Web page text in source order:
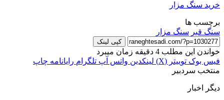
خرید سنگ مزار
برچسب ها
سنگ قبر سنگ مزار
کپی لینک
خواندن این مطلب 4 دقیقه زمان میبرد
فیس بوک توییتر (X) لینکدین واتس آپ تلگرام رایانامه چاپ
منتخب سردبیر
دیگر اخبار